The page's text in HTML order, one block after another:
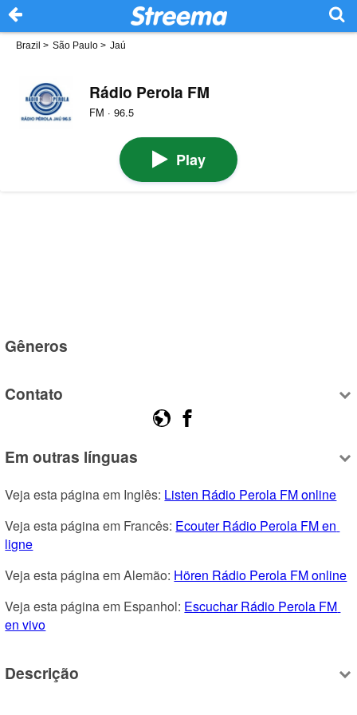
Brazil > São Paulo > Jaú
Rádio Perola FM
FM · 96.5
Play
Gêneros
Contato
Em outras línguas
Veja esta página em Inglês: Listen Rádio Perola FM online
Veja esta página em Francês: Ecouter Rádio Perola FM en
ligne
Veja esta página em Alemão: Hören Rádio Perola FM online
Veja esta página em Espanhol: Escuchar Rádio Perola FM
en vivo
Descrição